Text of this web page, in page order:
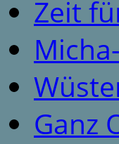
Zeit
Ganz